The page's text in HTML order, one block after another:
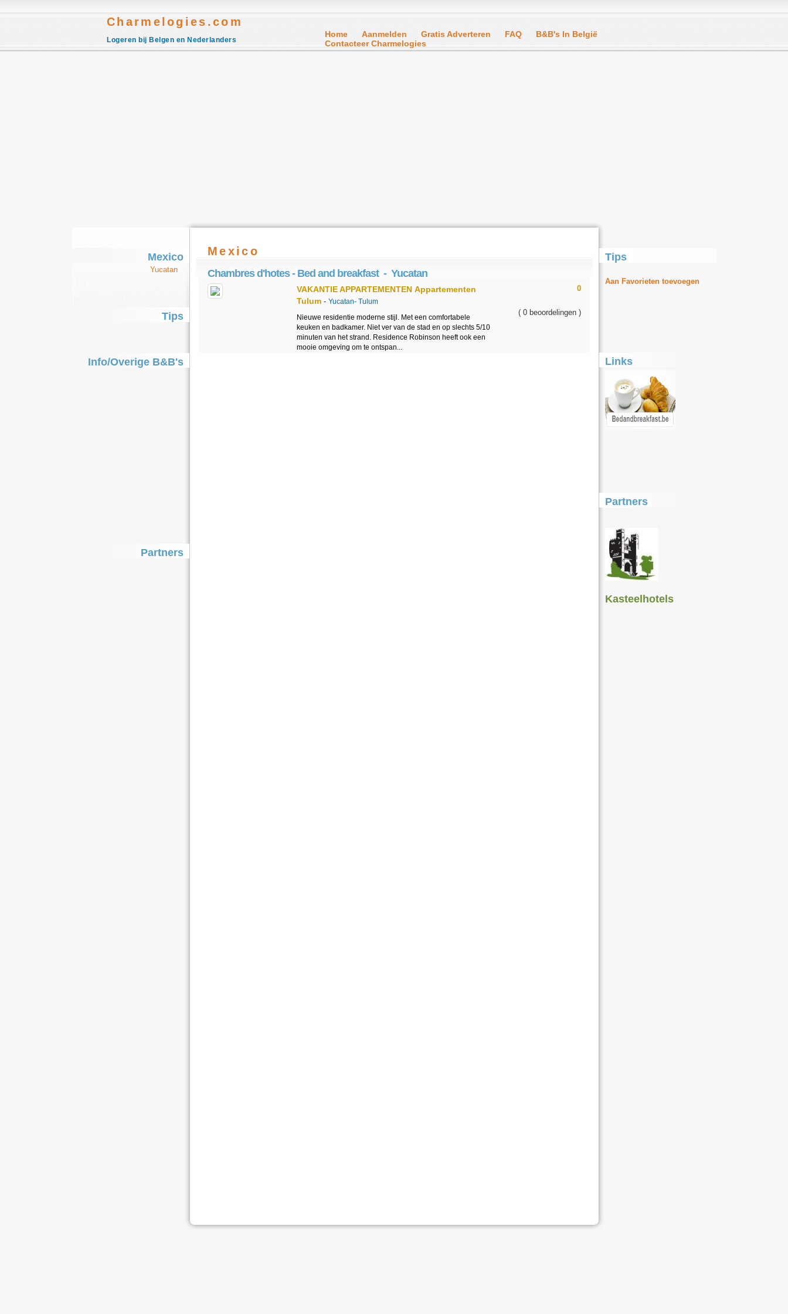
Charmelogies.com
Logeren bij Belgen en Nederlanders
Home Aanmelden Gratis Adverteren FAQ
B&B's In België
Contacteer Charmelogies
Mexico
Yucatan
Tips
Info/Overige B&B's
Partners
Mexico
Chambres d'hotes - Bed and breakfast - Yucatan
VAKANTIE APPARTEMENTEN Appartementen
Tulum - Yucatan- Tulum
Nieuwe residentie moderne stijl. Met een comfortabele
keuken en badkamer. Niet ver van de stad en op slechts 5/10
minuten van het strand. Residence Robinson heeft ook een
mooie omgeving om te ontspan...
0
( 0 beoordelingen )
Tips
Aan Favorieten toevoegen
Links
Partners
Kasteelhotels